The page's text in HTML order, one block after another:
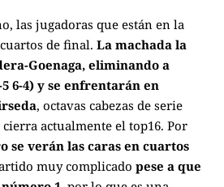
las jugadoras que están en la
de final. La machada la
Goenaga, eliminando a
6-4) y se enfrentarán en
, octavas cabezas de serie
actualmente el top16. Por
se verán las caras en cuartos
muy complicado pese a que